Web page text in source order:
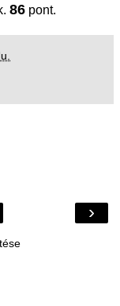
86 pont.
›